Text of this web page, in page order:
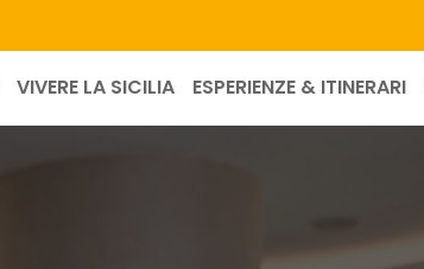
VIVERE LA SICILIA ESPERIENZE & ITINERARI